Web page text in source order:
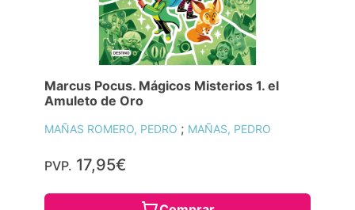
Marcus Pocus. Mágicos Misterios 1. el
Amuleto de Oro
MAÑAS ROMERO, PEDRO ; MAÑAS, PEDRO
PVP. 17,95€